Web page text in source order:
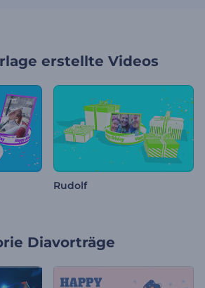
erstellte Videos
Rudolf
Diavorträge